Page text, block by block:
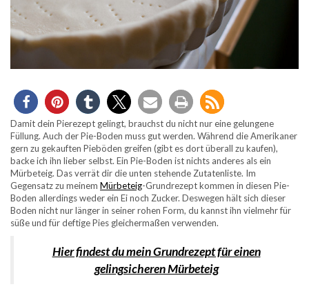
Damit dein Pierezept gelingt, brauchst du nicht nur eine gelungene
Füllung. Auch der Pie-Boden muss gut werden. Während die Amerikaner
gern zu gekauften Pieböden greifen (gibt es dort überall zu kaufen),
backe ich ihn lieber selbst. Ein Pie-Boden ist nichts anderes als ein
Mürbeteig. Das verrät dir die unten stehende Zutatenliste. Im
Gegensatz zu meinem Mürbeteig-Grundrezept kommen in diesen Pie-
Boden allerdings weder ein Ei noch Zucker. Deswegen hält sich dieser
Boden nicht nur länger in seiner rohen Form, du kannst ihn vielmehr für
süße und für deftige Pies gleichermaßen verwenden.
Hier findest du mein Grundrezept für einen
gelingsicheren Mürbeteig